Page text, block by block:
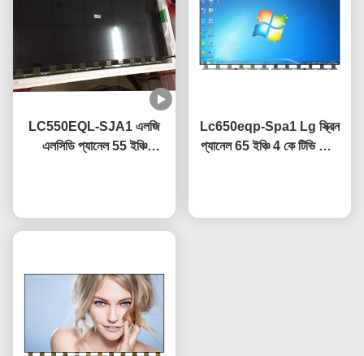
LC550EQL-SJA1 এলজি
এলসিডি প্যানেল 55 ইঞ্চি
Lc650eqp-Spa1 Lg স্ক্রিন
প্যানেল 65 ইঞ্চি 4 কে টিভি স্ক্রিন